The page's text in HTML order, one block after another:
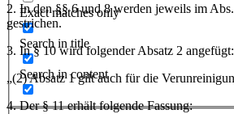
Exact matches only
Search in title
Search in content
2. In den §§ 6 und 8 werden jeweils im
gestrichen.
3. In § 10 wird folgender Absatz 2 angefügt:
„(2) Absatz 1 gilt auch für die
4. Der § 11 erhält folgende Fassung: